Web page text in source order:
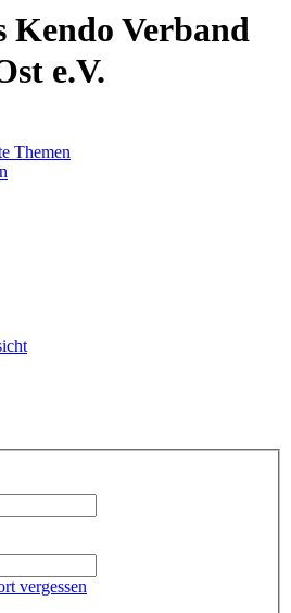
Kendo Verband
e.V.
Themen
vergessen